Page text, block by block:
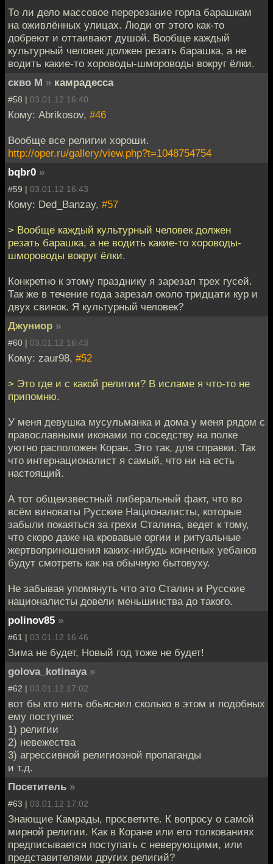
То ли дело массовое перерезание горла барашкам
на оживлённых улицах. Люди от этого как-то
добреют и оттаивают душой. Вообще каждый
культурный человек должен резать барашка, а не
водить какие-то хороводы-шмороводы вокруг ёлки.
скво М » камрадесса
#58 | 03.01.12 16:40
Кому: Abrikosov, #46
Вообще все религии хороши.
http://oper.ru/gallery/view.php?t=1048754754
bqbr0 »
#59 | 03.01.12 16:43
Кому: Ded_Banzay, #57
> Вообще каждый культурный человек должен
резать барашка, а не водить какие-то хороводы-
шмороводы вокруг ёлки.
Конкретно к этому празднику я зарезал трех гусей.
Так же в течение года зарезал около тридцати кур и
двух свинок. Я культурный человек?
Джуниор »
#60 | 03.01.12 16:43
Кому: zaur98, #52
> Это где и с какой религии? В исламе я что-то не
припомню.
У меня девушка мусульманка и дома у меня рядом с
православными иконами по соседству на полке
уютно расположен Коран. Это так, для справки. Так
что интернационалист я самый, что ни на есть
настоящий.
А тот общеизвестный либеральный факт, что во
всём виноваты Русские Националисты, которые
забыли покаяться за грехи Сталина, ведет к тому,
что скоро даже на кровавые оргии и ритуальные
жертвоприношения каких-нибудь конченых уебанов
будут смотреть как на обычную бытовуху.
Не забывая упомянуть что это Сталин и Русские
националисты довели меньшинства до такого.
polinov85 »
#61 | 03.01.12 16:46
Зима не будет, Новый год тоже не будет!
golova_kotinaya »
#62 | 03.01.12 17:02
вот бы кто нить обьяснил сколько в этом и подобных
ему поступке:
1) религии
2) невежества
3) агрессивной религиозной пропаганды
и т.д.
Посетитель »
#63 | 03.01.12 17:02
Знающие Камрады, просветите. К вопросу о самой
мирной религии. Как в Коране или его толкованиях
предписывается поступать с неверующими, или
представителями других религий?